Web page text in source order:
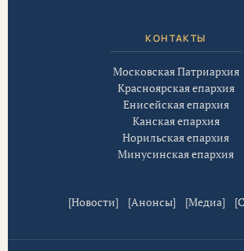
КОНТАКТЫ
Московская Патриархия
Красноярская епархия
Енисейская епархия
Канская епархия
Норильская епархия
Минусинская епархия
[Новости] [Анонсы] [Медиа] [